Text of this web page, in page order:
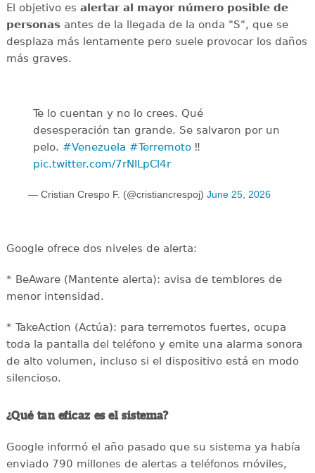
El objetivo es alertar al mayor número posible de
personasantes de la llegada de la onda "S", que se
desplaza más lentamente pero suele provocar los daños
más graves.
Te lo cuentan y no lo crees. Qué
desesperación tan grande. Se salvaron por un
pelo. #Venezuela #Terremoto ‼️
pic.twitter.com/7rNILpCl4r
— Cristian Crespo F. (@cristiancrespoj) June 25, 2026
Google ofrece dos niveles de alerta:
* BeAware (Mantente alerta): avisa de temblores de
menor intensidad.
* TakeAction (Actúa): para terremotos fuertes, ocupa
toda la pantalla del teléfono y emite una alarma sonora
de alto volumen, incluso si el dispositivo está en modo
silencioso.
¿Qué tan eficaz es el sistema?
Google informó el año pasado que su sistema ya había
enviado 790 millones de alertas a teléfonos móviles,